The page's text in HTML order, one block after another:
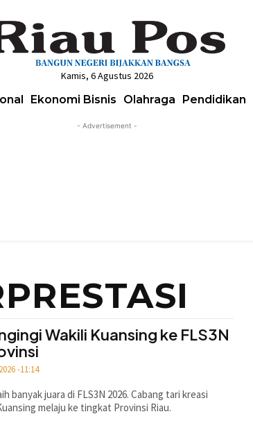
Kamis, 6 Agustus 2026
Ekonomi Bisnis Olahraga Pendidikan
- Advertisement -
Wakili Kuansing ke FLS3N
-11:14
banyak juara di FLS3N 2026. Cabang tari kreasi
melaju ke tingkat Provinsi Riau.